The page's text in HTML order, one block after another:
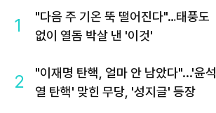
1
"다음 주 기온 뚝 떨어진다"…태풍도
없이 열돔 박살 낸 '이것'
2
"이재명 탄핵, 얼마 안 남았다"...'윤석
열 탄핵' 맞힌 무당, '성지글' 등장